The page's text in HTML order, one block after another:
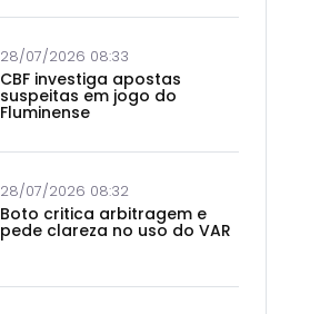
28/07/2026 08:33
CBF investiga apostas
suspeitas em jogo do
Fluminense
28/07/2026 08:32
Boto critica arbitragem e
pede clareza no uso do VAR